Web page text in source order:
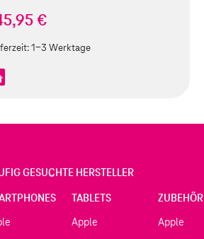
€
1-3 Werktage
GESUCHTE HERSTELLER
TABLETS
Apple
ZUBEHÖR
Apple